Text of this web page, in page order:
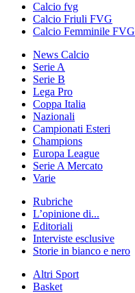
Calcio fvg
Calcio Friuli FVG
Calcio Femminile FVG
News Calcio
Serie A
Serie B
Lega Pro
Coppa Italia
Nazionali
Campionati Esteri
Champions
Europa League
Serie A Mercato
Varie
Rubriche
L’opinione di...
Editoriali
Interviste esclusive
Storie in bianco e nero
Altri Sport
Basket